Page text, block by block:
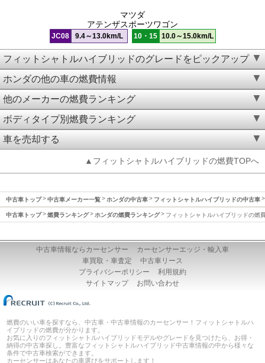
マツダ
アテンザスポーツワゴン
JC08 9.4～13.0km/L 10・15 10.0～15.0km/L
フィットシャトルハイブリッドのグレードをピックアップ
ホンダの他の車の燃費情報
他のメーカーの燃費ランキング
ボディタイプ別燃費ランキング
車を売却する
▲フィットシャトルハイブリッドの燃費TOPへ
中古車トップ 中古車メーカー一覧 ホンダの中古車 フィットシャトルハイブリッドの中古車
中古車トップ 燃費ランキング ホンダの燃費ランキング フィットシャトルハイブリッドの燃
中古車情報ならカーセンサー
カーセンサーエッジ・輸入車
車買取・車査定
中古車リース
プライバシーポリシー
利用規約
サイトマップ
お問い合わせ
燃費のいい車を探すなら、中古車・中古車情報のカーセンサー！フィットシャトルハ
イブリッドの燃費が分かります。
お気に入りのフィットシャトルハイブリッドモデルやグレードを見つけたら、お得・
納得の中古車探し。豊富なフィットシャトルハイブリッド中古車情報の中から様々な
条件で中古車検索ができます。
カーセンサーはあなたの車選びをサポートします！